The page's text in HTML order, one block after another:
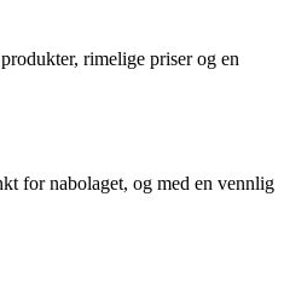
rimelige priser og en
for nabolaget, og med en vennlig